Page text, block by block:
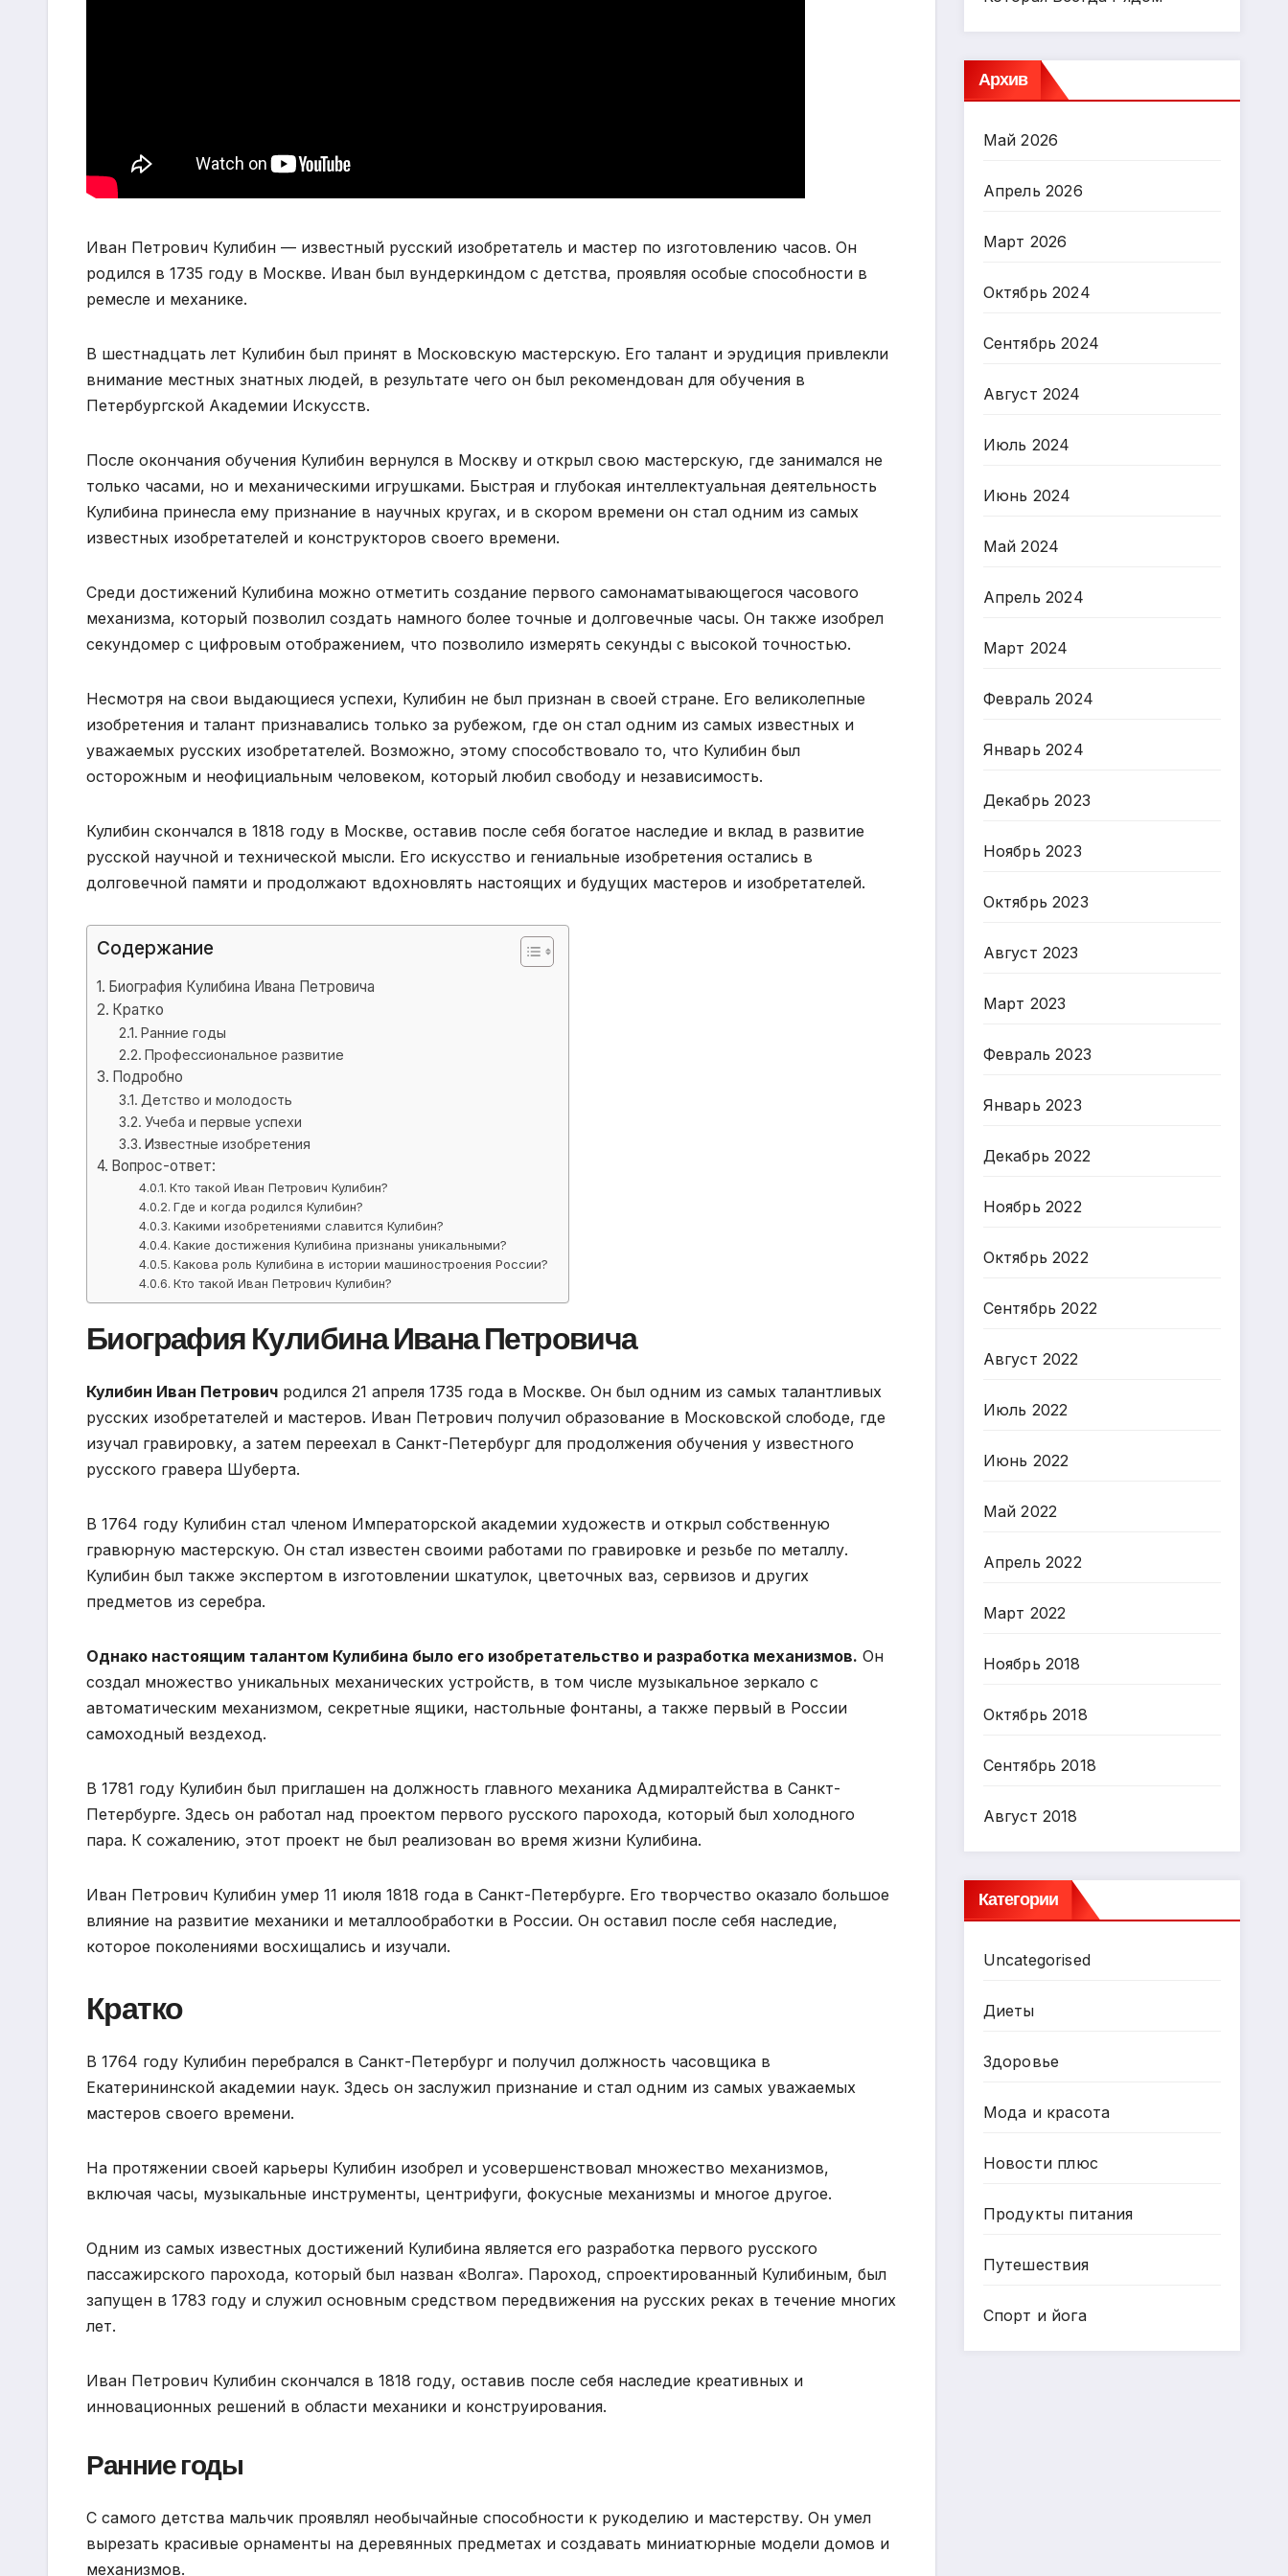
Иван Петрович Кулибин — известный русский изобретатель и мастер по изготовлению часов. Он
родился в 1735 году в Москве. Иван был вундеркиндом с детства, проявляя особые способности в
ремесле и механике.
В шестнадцать лет Кулибин был принят в Московскую мастерскую. Его талант и эрудиция привлекли
внимание местных знатных людей, в результате чего он был рекомендован для обучения в
Петербургской Академии Искусств.
После окончания обучения Кулибин вернулся в Москву и открыл свою мастерскую, где занимался не
только часами, но и механическими игрушками. Быстрая и глубокая интеллектуальная деятельность
Кулибина принесла ему признание в научных кругах, и в скором времени он стал одним из самых
известных изобретателей и конструкторов своего времени.
Среди достижений Кулибина можно отметить создание первого самонаматывающегося часового
механизма, который позволил создать намного более точные и долговечные часы. Он также изобрел
секундомер с цифровым отображением, что позволило измерять секунды с высокой точностью.
Несмотря на свои выдающиеся успехи, Кулибин не был признан в своей стране. Его великолепные
изобретения и талант признавались толькo за рубежом, где он стал одним из самых известных и
уважаемых русских изобретателей. Возможно, этому способствовало то, что Кулибин был
осторожным и неофициальным человеком, который любил свободу и независимость.
Кулибин скончался в 1818 году в Москве, оставив после себя богатое наследие и вклад в развитие
русской научной и технической мысли. Его искусство и гениальные изобретения остались в
долговечной памяти и продолжают вдохновлять настоящих и будущих мастеров и изобретателей.
Содержание
Биография Кулибина Ивана Петровича
Кратко
Ранние годы
Профессиональное развитие
Подробно
Детство и молодость
Учеба и первые успехи
Известные изобретения
Вопрос-ответ:
Кто такой Иван Петрович Кулибин?
Где и когда родился Кулибин?
Какими изобретениями славится Кулибин?
Какие достижения Кулибина признаны уникальными?
Какова роль Кулибина в истории машиностроения России?
Кто такой Иван Петрович Кулибин?
Биография Кулибина Ивана Петровича
Кулибин Иван Петрович родился 21 апреля 1735 года в Москве. Он был одним из самых талантливых
русских изобретателей и мастеров. Иван Петрович получил образование в Московской слободе, где
изучал гравировку, а затем переехал в Санкт-Петербург для продолжения обучения у известного
русского гравера Шуберта.
В 1764 году Кулибин стал членом Императорской академии художеств и открыл собственную
гравюрную мастерскую. Он стал известен своими работами по гравировке и резьбе по металлу.
Кулибин был также экспертом в изготовлении шкатулок, цветочных ваз, сервизов и других
предметов из серебра.
Однако настоящим талантом Кулибина было его изобретательство и разработка механизмов. Он
создал множество уникальных механических устройств, в том числе музыкальное зеркало с
автоматическим механизмом, секретные ящики, настольные фонтаны, а также первый в России
самоходный вездеход.
В 1781 году Кулибин был приглашен на должность главного механика Адмиралтейства в Санкт-
Петербурге. Здесь он работал над проектом первого русского парохода, который был холодного
пара. К сожалению, этот проект не был реализован во время жизни Кулибина.
Иван Петрович Кулибин умер 11 июля 1818 года в Санкт-Петербурге. Его творчество оказало большое
влияние на развитие механики и металлообработки в России. Он оставил после себя наследие,
которое поколениями восхищались и изучали.
Кратко
В 1764 году Кулибин перебрался в Санкт-Петербург и получил должность часовщика в
Екатерининской академии наук. Здесь он заслужил признание и стал одним из самых уважаемых
мастеров своего времени.
На протяжении своей карьеры Кулибин изобрел и усовершенствовал множество механизмов,
включая часы, музыкальные инструменты, центрифуги, фокусные механизмы и многое другое.
Одним из самых известных достижений Кулибина является его разработка первого русского
пассажирского парохода, который был назван «Волга». Пароход, спроектированный Кулибиным, был
запущен в 1783 году и служил основным средством передвижения на русских реках в течение многих
лет.
Иван Петрович Кулибин скончался в 1818 году, оставив после себя наследие креативных и
инновационных решений в области механики и конструирования.
Ранние годы
С самого детства мальчик проявлял необычайные способности к рукоделию и мастерству. Он умел
вырезать красивые орнаменты на деревянных предметах и создавать миниатюрные модели домов и
механизмов.
Архив
Май 2026
Апрель 2026
Март 2026
Октябрь 2024
Сентябрь 2024
Август 2024
Июль 2024
Июнь 2024
Май 2024
Апрель 2024
Март 2024
Февраль 2024
Январь 2024
Декабрь 2023
Ноябрь 2023
Октябрь 2023
Август 2023
Март 2023
Февраль 2023
Январь 2023
Декабрь 2022
Ноябрь 2022
Октябрь 2022
Сентябрь 2022
Август 2022
Июль 2022
Июнь 2022
Май 2022
Апрель 2022
Март 2022
Ноябрь 2018
Октябрь 2018
Сентябрь 2018
Август 2018
Категории
Uncategorised
Диеты
Здоровье
Мода и красота
Новости плюс
Продукты питания
Путешествия
Спорт и йога